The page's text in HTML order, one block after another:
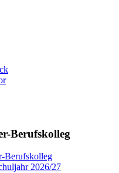
Berufskolleg
Berufskolleg
2026/27